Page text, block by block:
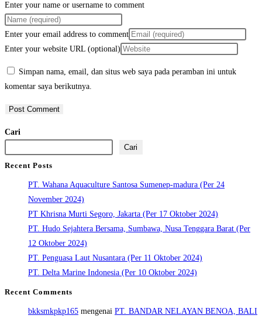
Enter your name or username to comment
Enter your email address to comment
Enter your website URL (optional)
Simpan nama, email, dan situs web saya pada peramban ini untuk
komentar saya berikutnya.
Cari
Cari
Recent Posts
PT. Wahana Aquaculture Santosa Sumenep-madura (Per 24
November 2024)
PT Khrisna Murti Segoro, Jakarta (Per 17 Oktober 2024)
PT. Hudo Sejahtera Bersama, Sumbawa, Nusa Tenggara Barat (Per
12 Oktober 2024)
PT. Penguasa Laut Nusantara (Per 11 Oktober 2024)
PT. Delta Marine Indonesia (Per 10 Oktober 2024)
Recent Comments
bkksmkpkp165 mengenai PT. BANDAR NELAYAN BENOA, BALI